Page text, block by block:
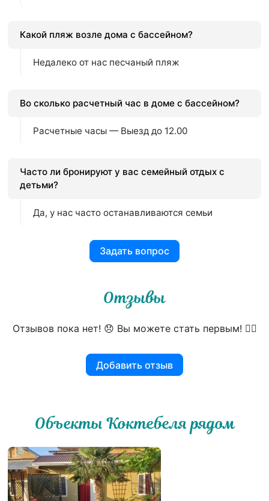
Какой пляж возле дома с бассейном?
Недалеко от нас песчаный пляж
Во сколько расчетный час в доме с бассейном?
Расчетные часы — Выезд до 12.00
Часто ли бронируют у вас семейный отдых с
детьми?
Да, у нас часто останавливаются семьи
Задать вопрос
Отзывы
Отзывов пока нет! 😞 Вы можете стать первым! 👍🏻
Добавить отзыв
Объекты Коктебеля рядом